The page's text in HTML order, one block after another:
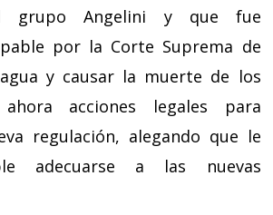
grupo Angelini y que fue
por la Corte Suprema de
y causar la muerte de los
acciones legales para
regulación, alegando que le
adecuarse a las nuevas